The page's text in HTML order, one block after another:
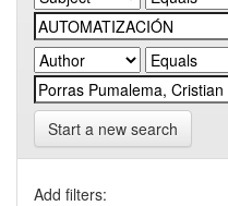
Start a new search
Add filters: